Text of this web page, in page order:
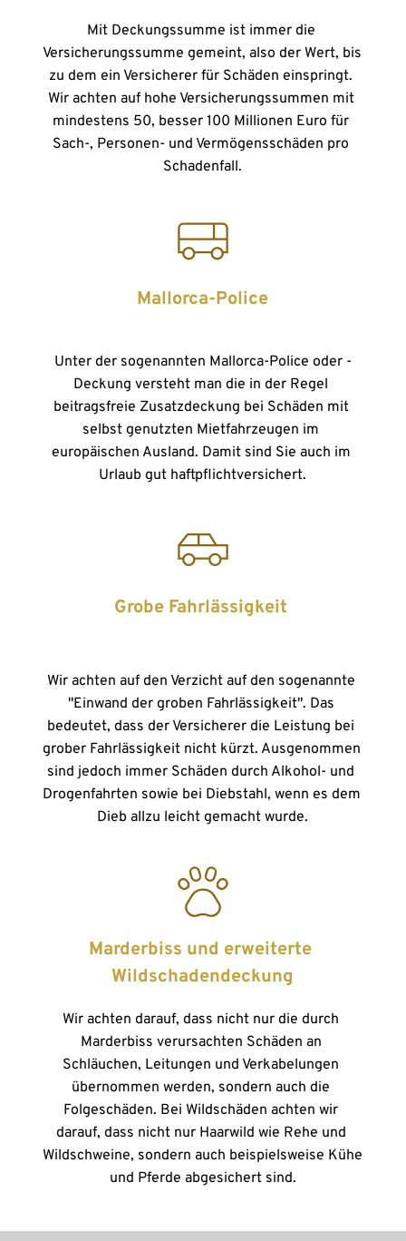
Mit Deckungssumme ist immer die
Versicherungssumme gemeint, also der Wert, bis
zu dem ein Versicherer für Schäden einspringt.
Wir achten auf hohe Versicherungssummen mit
mindestens 50, besser 100 Millionen Euro für
Sach-, Personen- und Vermögensschäden pro
Schadenfall.
Mallorca-Police
Unter der sogenannten Mallorca-Police oder -
Deckung versteht man die in der Regel
beitragsfreie Zusatzdeckung bei Schäden mit
selbst genutzten Mietfahrzeugen im
europäischen Ausland. Damit sind Sie auch im
Urlaub gut haftpflichtversichert.
Grobe Fahrlässigkeit
Wir achten auf den Verzicht auf den sogenannte
"Einwand der groben Fahrlässigkeit". Das
bedeutet, dass der Versicherer die Leistung bei
grober Fahrlässigkeit nicht kürzt. Ausgenommen
sind jedoch immer Schäden durch Alkohol- und
Drogenfahrten sowie bei Diebstahl, wenn es dem
Dieb allzu leicht gemacht wurde.
Marderbiss und erweiterte
Wildschadendeckung
Wir achten darauf, dass nicht nur die durch
Marderbiss verursachten Schäden an
Schläuchen, Leitungen und Verkabelungen
übernommen werden, sondern auch die
Folgeschäden. Bei Wildschäden achten wir
darauf, dass nicht nur Haarwild wie Rehe und
Wildschweine, sondern auch beispielsweise Kühe
und Pferde abgesichert sind.